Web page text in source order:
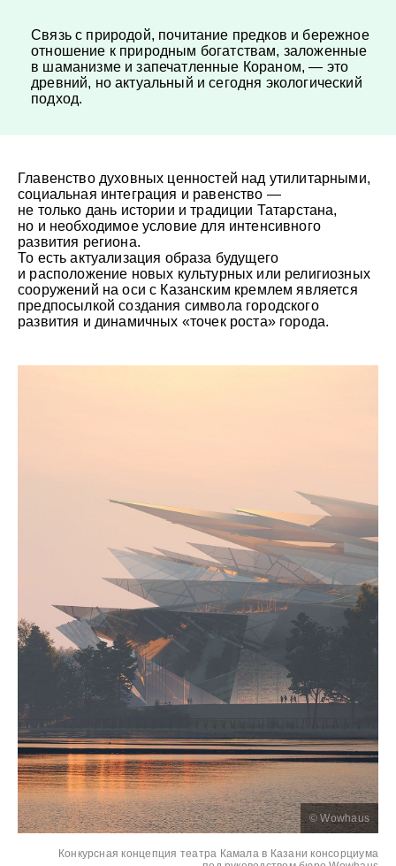
Связь с природой, почитание предков и бережное
отношение к природным богатствам, заложенные
в шаманизме и запечатленные Кораном, — это
древний, но актуальный и сегодня экологический
подход.
Главенство духовных ценностей над утилитарными,
социальная интеграция и равенство —
не только дань истории и традиции Татарстана,
но и необходимое условие для интенсивного
развития региона.
То есть актуализация образа будущего
и расположение новых культурных или религиозных
сооружений на оси с Казанским кремлем является
предпосылкой создания символа городского
развития и динамичных «точек роста» города.
© Wowhaus
Конкурсная концепция театра Камала в Казани консорциума